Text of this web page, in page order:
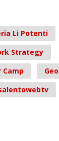
Li Potenti
Strategy
Camp